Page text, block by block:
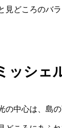
見どころのバ
ッシェ
の中心は、島